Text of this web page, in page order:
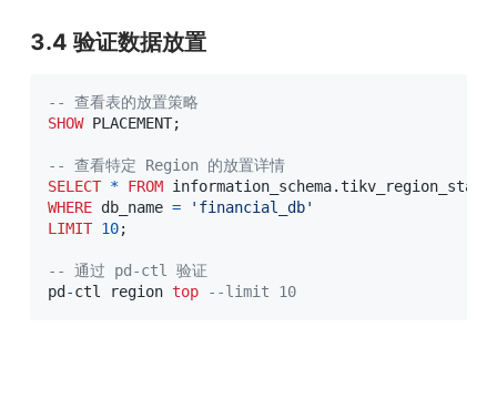
3.4 验证数据放置
-- 查看表的放置策略
SHOW PLACEMENT;
-- 查看特定 Region 的放置详情
SELECT * FROM information_schema.
WHERE db_name =
'financial_db'
LIMIT 10;
-- 通过 pd-ctl 验证
pd -ctl region top --limit 10